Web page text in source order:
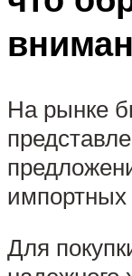
На рынке
импортных
Для